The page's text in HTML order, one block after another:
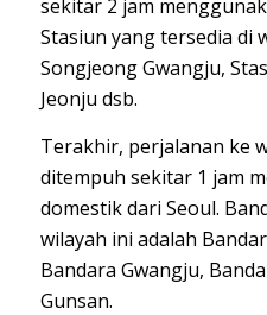
sekitar 2 jam
Stasiun yang tersedia di
Songjeong Gwangju,
Jeonju dsb.
Terakhir, perjalanan ke
ditempuh sekitar 1 jam
domestik dari Seoul.
wilayah ini adalah
Bandara Gwangju,
Gunsan.